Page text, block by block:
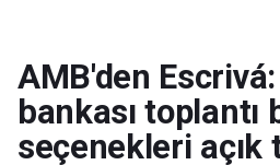
AMB'den
bankası toplantı
seçenekleri açık